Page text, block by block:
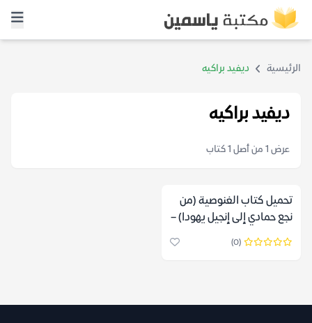
الرئيسية ديفيد براكيه
ديفيد براكيه
عرض 1 من أصل 1 كتاب
تحميل كتاب الغنوصية (من
نجع حمادي إلى إنجيل يهودا) –
ديفيد براكيه
(0)